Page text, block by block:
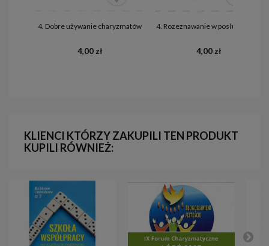
4. Dobre używanie charyzmatów
4,00 zł
4. Rozeznawanie w posługiwaniu
4,00 zł
KLIENCI KTÓRZY ZAKUPILI TEN PRODUKT
KUPILI RÓWNIEŻ: